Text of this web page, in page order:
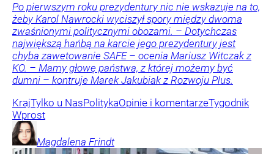
Po pierwszym roku prezydentury nic nie wskazuje na to,
żeby Karol Nawrocki wyciszył spory między dwoma
zwaśnionymi politycznymi obozami. – Dotychczas
największą hańbą na karcie jego prezydentury jest
chyba zawetowanie SAFE – ocenia Mariusz Witczak z
KO. – Mamy głowę państwa, z której możemy być
dumni – kontruje Marek Jakubiak z Rozwoju Plus.
KrajTylko u NasPolitykaOpinie i komentarzeTygodnik
Wprost
Magdalena Frindt